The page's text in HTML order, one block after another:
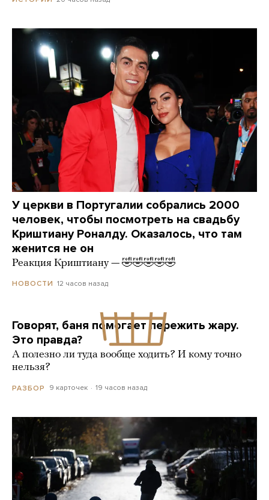
У церкви в Португалии собрались 2000
человек, чтобы посмотреть на свадьбу
Криштиану Роналду. Оказалось, что там
женится не он
Реакция Криштиану — 🤣🤣🤣🤣🤣
НОВОСТИ 12 часов назад
Говорят, баня помогает пережить жару.
Это правда?
А полезно ли туда вообще ходить? И кому точно
нельзя?
РАЗБОР 9 карточек 19 часов назад